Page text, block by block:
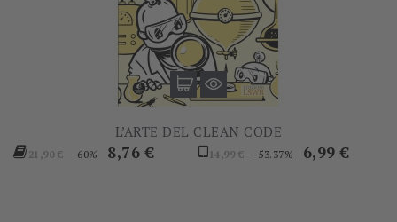
L’ARTE DEL CLEAN CODE
Prezzo
21,90 € -60% Prezzo
8,76 €
Prezzo
14,99 € -53.37% Prezzo
6,99 €